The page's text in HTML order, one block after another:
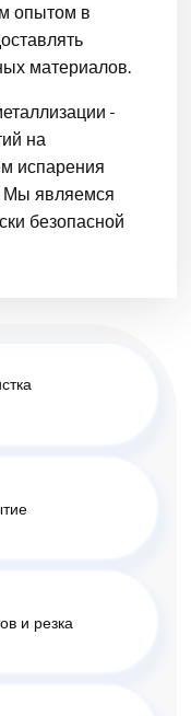
опытом в
материалов.
-
на
испарения
Мы являемся
безопасной
и резка